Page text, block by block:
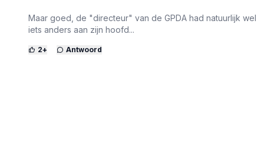
Maar goed, de "directeur" van de GPDA had natuurlijk wel
iets anders aan zijn hoofd...
2+ Antwoord